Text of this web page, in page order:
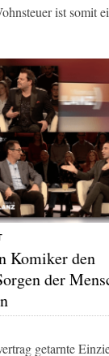
ist somit
Komiker den
der
getarnte